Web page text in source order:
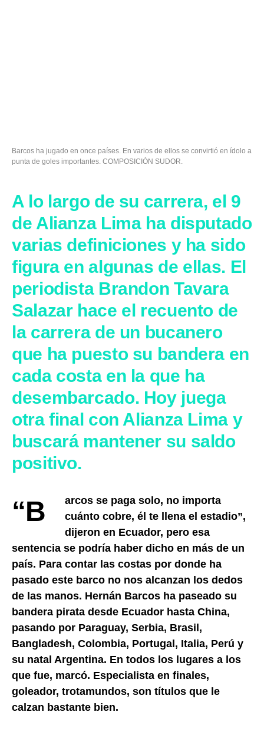
Barcos ha jugado en once países. En varios de ellos se convirtió en ídolo a
punta de goles importantes. COMPOSICIÓN SUDOR.
A lo largo de su carrera, el 9
de Alianza Lima ha disputado
varias definiciones y ha sido
figura en algunas de ellas. El
periodista Brandon Tavara
Salazar hace el recuento de
la carrera de un bucanero
que ha puesto su bandera en
cada costa en la que ha
desembarcado. Hoy juega
otra final con Alianza Lima y
buscará mantener su saldo
positivo.
“Barcos se paga solo, no importa
cuánto cobre, él te llena el estadio”,
dijeron en Ecuador, pero esa
sentencia se podría haber dicho en más de un
país. Para contar las costas por donde ha
pasado este barco no nos alcanzan los dedos
de las manos. Hernán Barcos ha paseado su
bandera pirata desde Ecuador hasta China,
pasando por Paraguay, Serbia, Brasil,
Bangladesh, Colombia, Portugal, Italia, Perú y
su natal Argentina. En todos los lugares a los
que fue, marcó. Especialista en finales,
goleador, trotamundos, son títulos que le
calzan bastante bien.